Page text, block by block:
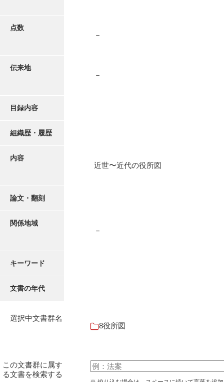
25吉川事
点数
－
伝来地
－
目録内容
組織歴・履歴
内容
近世〜近代の役所図
論文・翻刻
関係地域
－
キーワード
文書の年代
選択中文書群名
8役所図
この文書群に属す
る文書を検索する